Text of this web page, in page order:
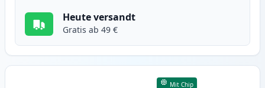
Heute versandt
Gratis ab 49 €
Mit Chip